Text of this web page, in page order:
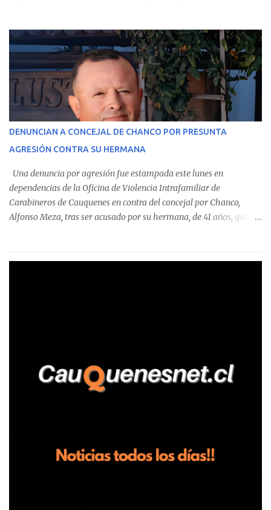
estableció que estos funcionarios —quienes administran o
custodian fondos públicos— efectuaron transacciones por un
monto total de $116.075.918 entre enero de 2024 y junio de 2025.
En el detalle regional, se indica que en la comuna de Cauquenes se
identificó a cuatro funcionarios involucrados en este tipo de
operaciones. Asimismo, se precisa que uno de los casos
corresponde a un funcionario de la Municipalidad de Chanco,
detectaron incumplimientos a la normativa vigente. El informe
precisa que la mayor cantidad de dinero apostado se registró en
Talca, donde...
DENUNCIAN A CONCEJAL DE CHANCO POR PRESUNTA
AGRESIÓN CONTRA SU HERMANA
Una denuncia por agresión fue estampada este lunes en
dependencias de la Oficina de Violencia Intrafamiliar de
Carabineros de Cauquenes en contra del concejal por Chanco,
Alfonso Meza, tras ser acusado por su hermana, de 41 años, quien
relató que los hechos ocurrieron cerca de las 11:30 horas en el
trabajadores, el edil descendió del vehículo y, en medio de la
confrontación, la habría tomado de los hombros, empujado al
suelo y agredido con golpes de pies y manos, mientr...